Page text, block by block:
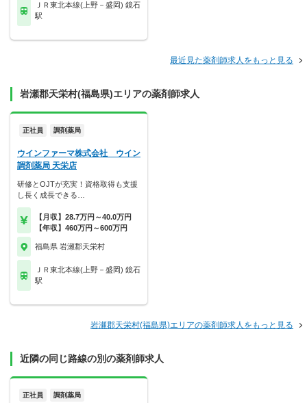
ＪＲ東北本線(上野－盛岡) 鏡石
駅
最近見た薬剤師求人をもっと見る
岩瀬郡天栄村(福島県)エリアの薬剤師求人
正社員 調剤薬局
ウインファーマ株式会社 ウイン
調剤薬局 天栄店
研修とOJTが充実！資格取得も支援
し長く成長できる…
【月収】28.7万円～40.0万円
【年収】460万円～600万円
福島県 岩瀬郡天栄村
ＪＲ東北本線(上野－盛岡) 鏡石
駅
岩瀬郡天栄村(福島県)エリアの薬剤師求人をもっと見る
近隣の同じ路線の別の薬剤師求人
正社員 調剤薬局